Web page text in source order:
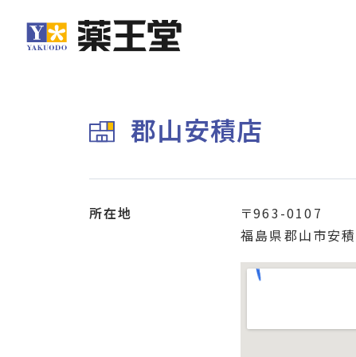
郡山安積店
所在地
〒963-0107
福島県郡山市安